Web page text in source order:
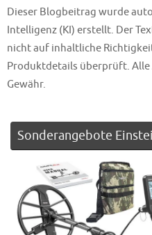
Dieser Blogbeitrag wurde
Intelligenz (KI) erstellt. Der
nicht auf inhaltliche
Produktdetails überprüft.
Gewähr.
Sonderangebote